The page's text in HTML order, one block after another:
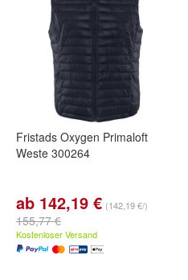
Fristads Oxygen Primaloft
Weste 300264
ab 142,19 € (142,19 €/)
155,77 €
Kostenloser Versand